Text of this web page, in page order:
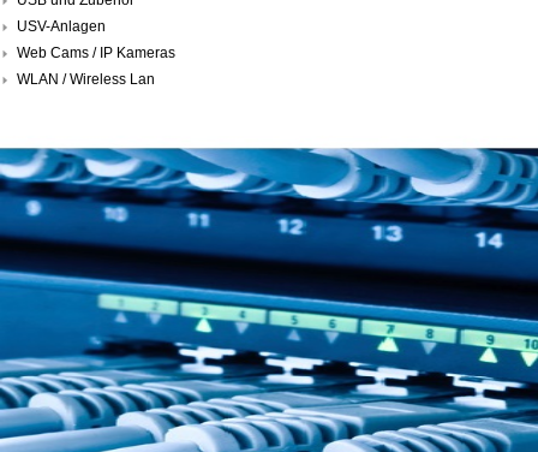
USV-Anlagen
Web Cams / IP Kameras
WLAN / Wireless Lan